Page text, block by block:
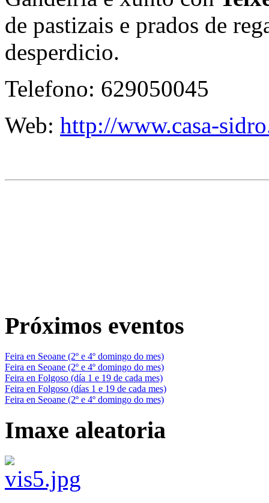
de pastizais e prados de
desperdicio.
Telefono: 629050045
Web: http://www.casa-
Próximos eventos
Feira en Seoane (2º e 4º domingo do mes)
Feira en Seoane (2º e 4º domingo do mes)
Feira en Folgoso (día 1 e 19 de cada mes)
Feira en Folgoso (días 1 e 19 de cada mes)
Feira en Seoane (2º e 4º domingo do mes)
Imaxe aleatoria